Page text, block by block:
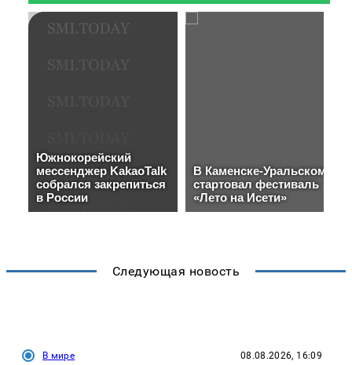
Следующая новость
В мире 08.08.2026, 16:09